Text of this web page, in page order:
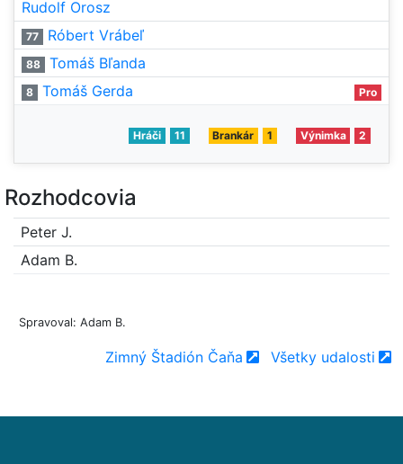
Rudolf Orosz
77 Róbert Vrábeľ
88 Tomáš Bľanda
8 Tomáš Gerda Pro
Hráči 11 Brankár 1 Výnimka 2
Rozhodcovia
Peter J.
Adam B.
Spravoval: Adam B.
Zimný Štadión Čaňa Všetky udalosti